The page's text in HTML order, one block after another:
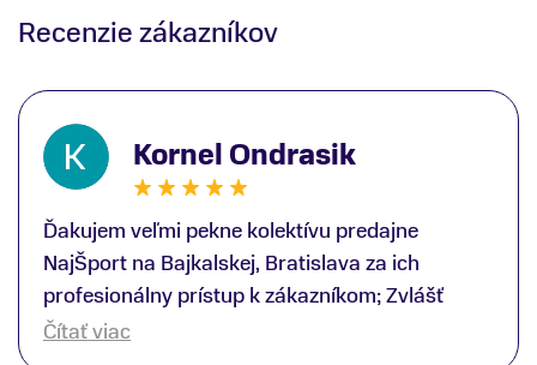
Recenzie zákazníkov
Kornel Ondrasik
Ďakujem veľmi pekne kolektívu predajne
NajŠport na Bajkalskej, Bratislava za ich
profesionálny prístup k zákazníkom; Zvlášť
ďakujem špecialistovi Martinovi Gunišovi za
Čítať viac